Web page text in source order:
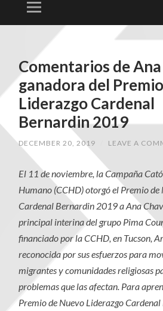
Comentarios de
ganadora del
Liderazgo Cardenal
Bernardin 2019
DECEMBER 20, 2019 LEAVE A
El 11 de noviembre, la Campaña
Humano (CCHD) otorgó el Premio de
Cardenal Bernardin 2019 a Ana
principal interina del grupo Pima
financiado por la CCHD, en Tucson,
reconocida por sus esfuerzos para
migrantes y comunidades religiosas
problemas que las afectan. Para
Premio de Nuevo Liderazgo